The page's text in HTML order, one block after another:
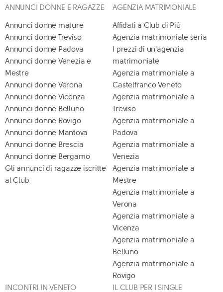
ANNUNCI DONNE E RAGAZZE
Annunci donne mature
Annunci donne Treviso
Annunci donne Padova
Annunci donne Venezia e
Mestre
Annunci donne Verona
Annunci donne Vicenza
Annunci donne Belluno
Annunci donne Rovigo
Annunci donne Mantova
Annunci donne Brescia
Annunci donne Bergamo
Gli annunci di ragazze iscritte
al Club
AGENZIA MATRIMONIALE
Affidati a Club di Più
Agenzia matrimoniale seria
I prezzi di un'agenzia
matrimoniale
Agenzia matrimoniale a
Castelfranco Veneto
Agenzia matrimoniale a
Treviso
Agenzia matrimoniale a
Padova
Agenzia matrimoniale a
Venezia
Agenzia matrimoniale a
Mestre
Agenzia matrimoniale a
Verona
Agenzia matrimoniale a
Vicenza
Agenzia matrimoniale a
Belluno
Agenzia matrimoniale a
Rovigo
INCONTRI IN VENETO
IL CLUB PER I SINGLE